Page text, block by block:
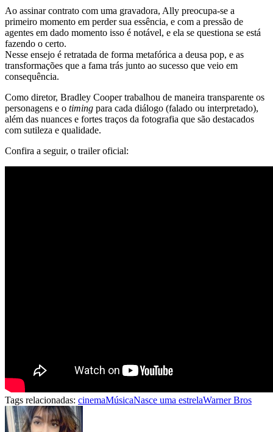
Ao assinar contrato com uma gravadora, Ally preocupa-se a
primeiro momento em perder sua essência, e com a pressão de
agentes em dado momento isso é notável, e ela se questiona se está
fazendo o certo.
Nesse ensejo é retratada de forma metafórica a deusa pop, e as
transformações que a fama trás junto ao sucesso que veio em
consequência.
Como diretor, Bradley Cooper trabalhou de maneira transparente os
personagens e o timing para cada diálogo (falado ou interpretado),
além das nuances e fortes traços da fotografia que são destacados
com sutileza e qualidade.
Confira a seguir, o trailer oficial:
Tags relacionadas: cinemaMúsicaNasce uma estrelaWarner Bros